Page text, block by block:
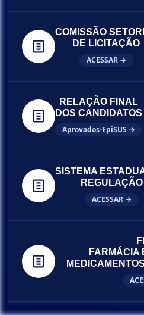
COMISSÃO
DE LICITAÇÃO
ACESSAR →
RELAÇÃO FINAL
DOS CANDIDATOS
Aprovados-EpiSUS →
SISTEMA
REGULAÇÃO
ACESSAR →
FARMÁCIA